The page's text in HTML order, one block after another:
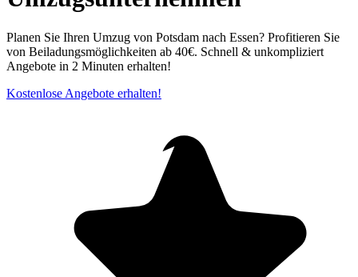
Planen Sie Ihren Umzug von Potsdam nach Essen? Profitieren Sie
von Beiladungsmöglichkeiten ab 40€. Schnell & unkompliziert
Angebote in 2 Minuten erhalten!
Kostenlose Angebote erhalten!